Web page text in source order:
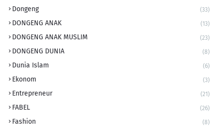
Dongeng (33)
DONGENG ANAK (13)
DONGENG ANAK MUSLIM (23)
DONGENG DUNIA (8)
Dunia Islam (6)
Ekonom (3)
Entrepreneur (21)
FABEL (26)
Fashion (8)